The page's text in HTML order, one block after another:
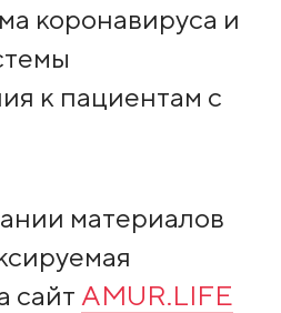
коронавируса и
к пациентам с
материалов
сайт AMUR.LIFE